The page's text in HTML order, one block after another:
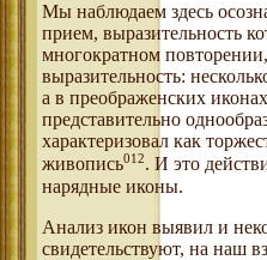
Мы наблюдаем здесь
прием, выразительность
многократном
выразительность:
а в преображенских
представительно
характеризовал как
живопись012. И это
нарядные иконы.
Анализ икон выявил и
свидетельствуют, на наш